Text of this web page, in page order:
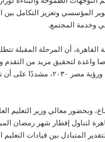
المؤسسي وتعزيز التكامل بين
وخدمة المجتمع.
القاهرة، أن المرحلة المقبلة
واعدة لتحقيق مزيد من التقدم
والبحث العلمي، ورؤية
وبحضور معالي وزير التعليم
لتناول إفطار شهر رمضان
المتبادل بين قيادات التعليم